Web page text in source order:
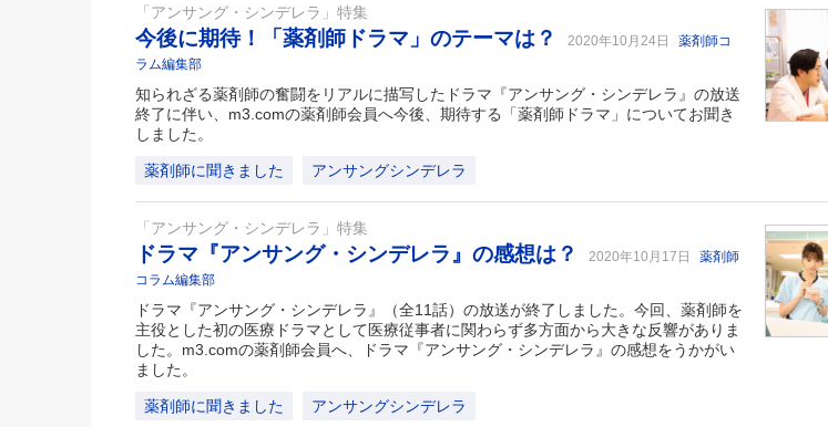
「アンサング・シンデレラ」特集
今後に期待！「薬剤師ドラマ」のテーマは？ 2020年10月24日
薬剤師コ
ラム編集部
知られざる薬剤師の奮闘をリアルに描写したドラマ『アンサング・シンデレラ』の放送
終了に伴い、m3.comの薬剤師会員へ今後、期待する「薬剤師ドラマ」についてお聞き
しました。
薬剤師に聞きました アンサングシンデレラ
「アンサング・シンデレラ」特集
ドラマ『アンサング・シンデレラ』の感想は？ 2020年10月17日
薬剤師
コラム編集部
ドラマ『アンサング・シンデレラ』（全11話）の放送が終了しました。今回、薬剤師を
主役とした初の医療ドラマとして医療従事者に関わらず多方面から大きな反響がありま
した。m3.comの薬剤師会員へ、ドラマ『アンサング・シンデレラ』の感想をうかがい
ました。
薬剤師に聞きました アンサングシンデレラ